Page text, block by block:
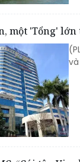
một 'Tổng' lớn